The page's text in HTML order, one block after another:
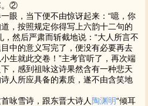
。②
，当下便不由惊讶起来：“噫，你
，按照规定你得写上六韵十二句的
，然后严肃而斩截地说：“大人所言不
中的意义写完了，便没有必要再去
生就此交卷！”主考官听了，再次端
，感到祖咏这诗果然含有一种悲天
人所应具备的素质，遂不由含笑地
雪诗，跟东晋大诗人 陶渊明“倾耳